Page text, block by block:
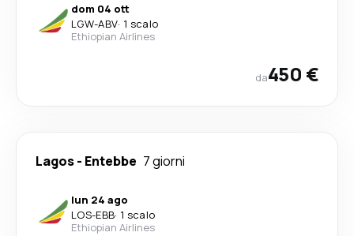
dom 04 ott
LGW-ABV· 1 scalo
Ethiopian Airlines
da450 €
Lagos- Entebbe 7 giorni
lun 24 ago
LOS-EBB· 1 scalo
Ethiopian Airlines